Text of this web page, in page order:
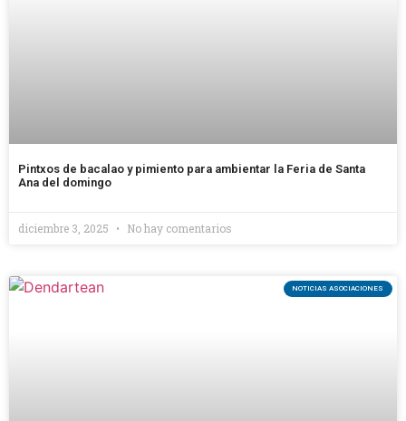
Pintxos de bacalao y pimiento para ambientar la Feria de Santa
Ana del domingo
diciembre 3, 2025 No hay comentarios
NOTICIAS ASOCIACIONES